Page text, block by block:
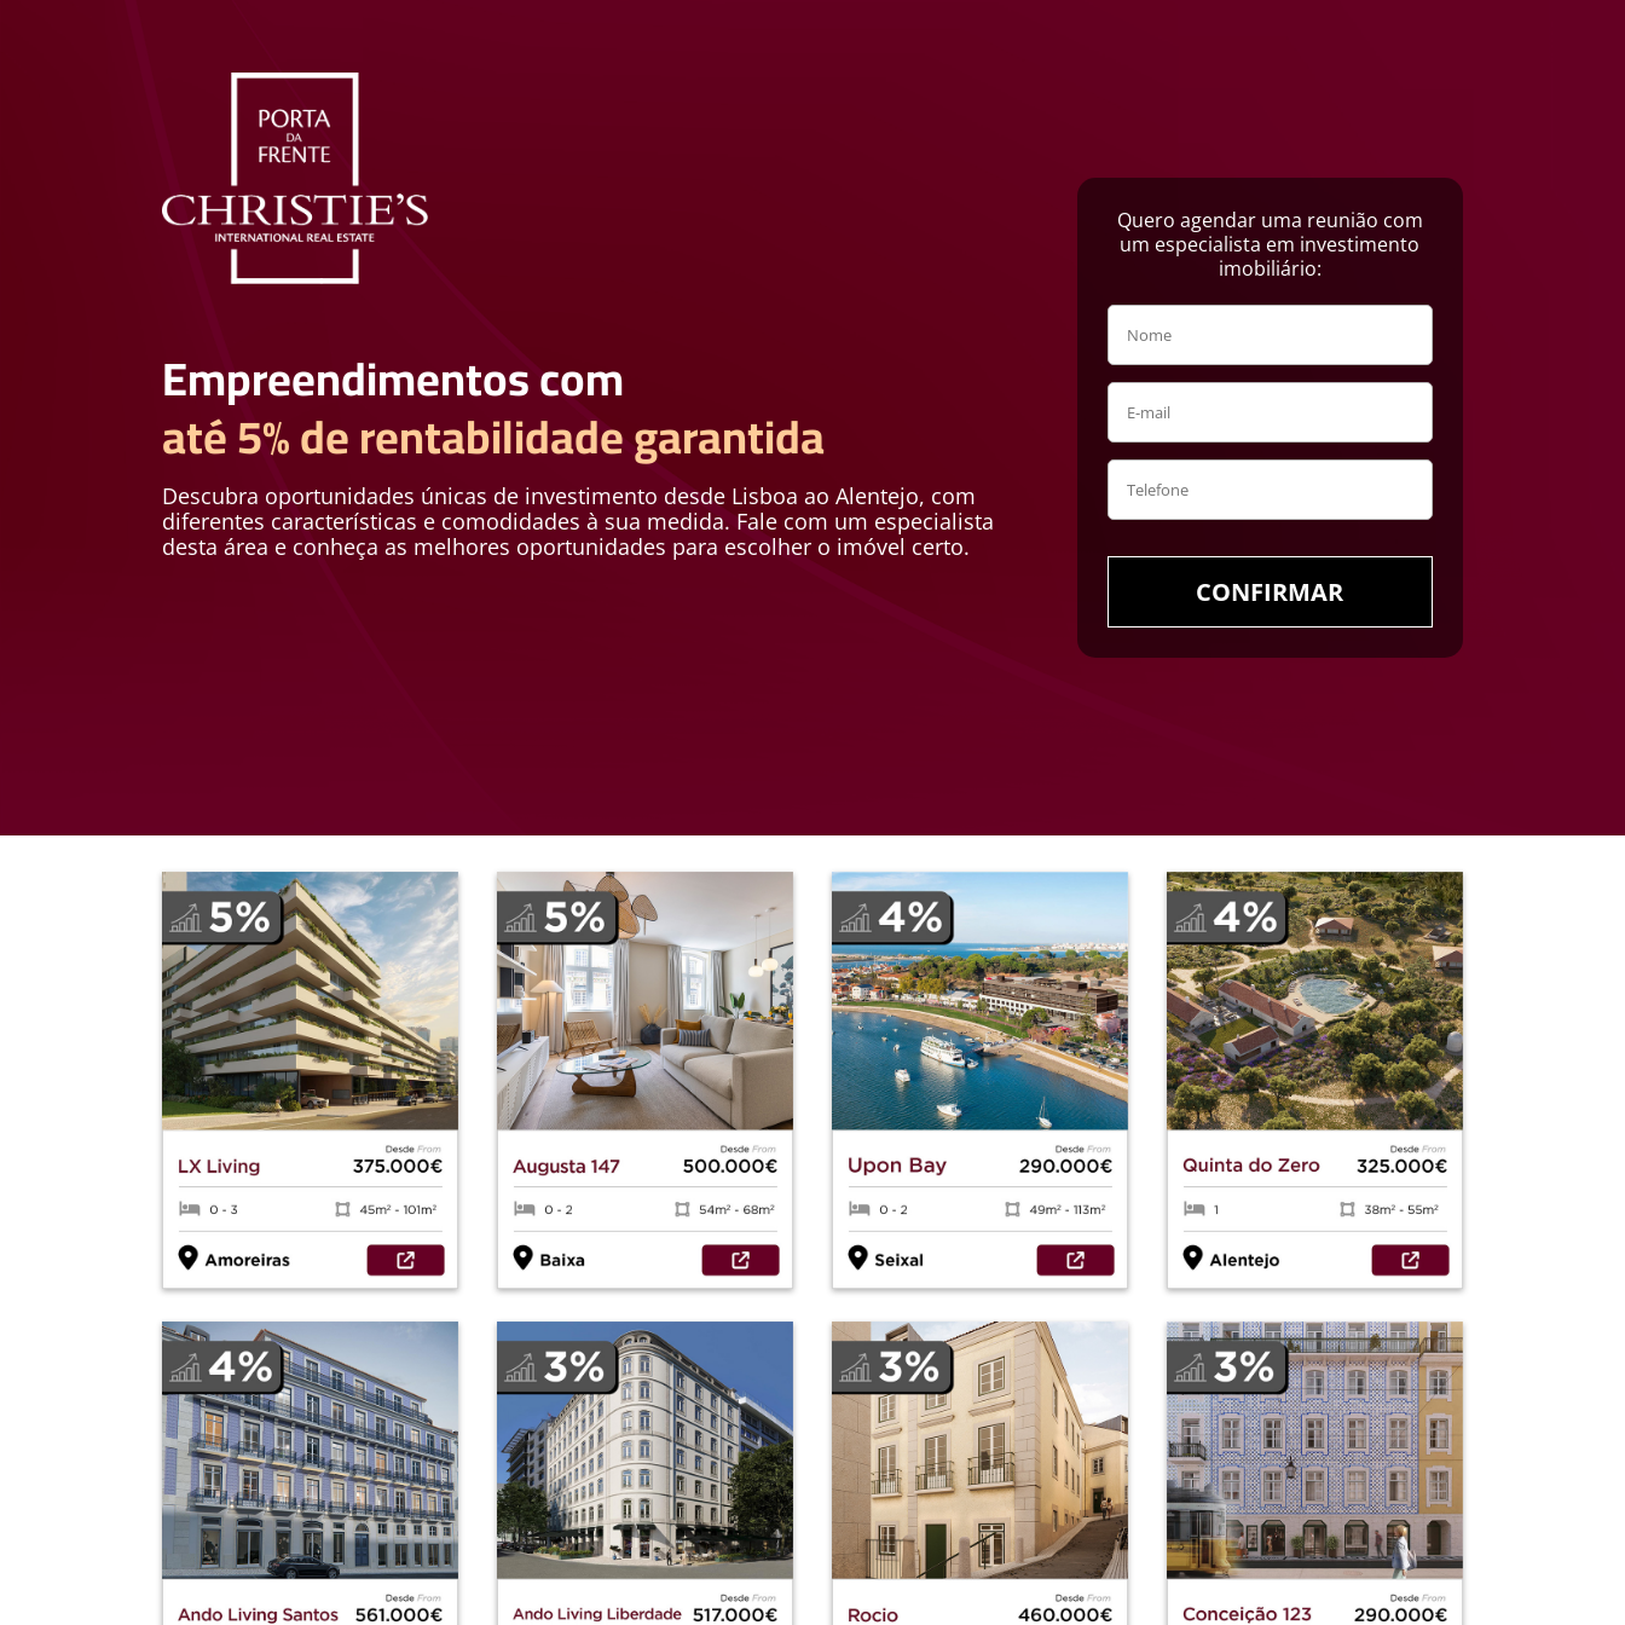
Empreendimentos com
até 5% derentabilidade garantida
Descubra oportunidades únicas de investimento desde Lisboa ao Alentejo, com
diferentes características e comodidades à sua medida. Fale com um especialista
desta área e conheça as melhores oportunidades para escolher o imóvel certo.
Quero agendar uma reunião com
um especialista em investimento
imobiliário:
CONFIRMAR